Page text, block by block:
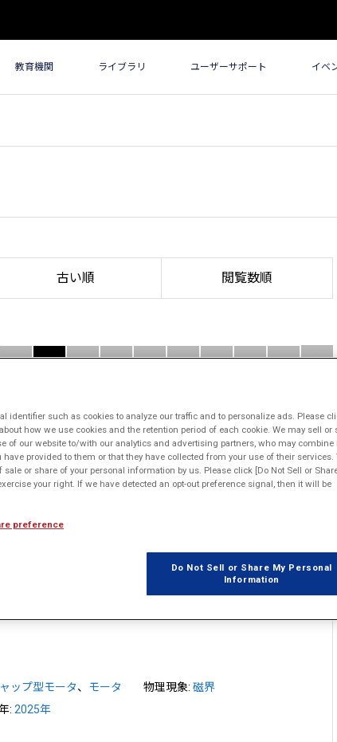
教育機関 ライブラリ ユーザーサポート イベ
古い順 閲覧数順
1 2 3 4 5 6 7 … 18 
析
田 裕史
物理現象: 磁界
アキシャルギャップモーターのコイル渦損低減と並列
ップ型モータ、 モータ 物理現象:磁界
:2025年
identifier such as cookies to analyze our traffic and to personalize ads. Please
how we use cookies and the retention period of each cookie. We may sell or
of our website to/with our analytics and advertising partners, who may combine
provided to them or that they have collected from your use of their services.
sale or share of your personal information by us. Please click [Do Not Sell or
your right. If we have detected an opt-out preference signal, then it will be
preference
Do Not Sell or Share My Personal
Information